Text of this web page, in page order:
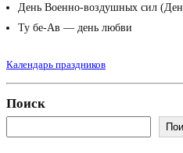
День Военно-воздушных сил
Ту бе-Ав — день любви
Календарь праздников
Поиск